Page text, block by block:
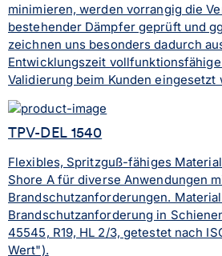
minimieren, werden vorrangig die
bestehender Dämpfer geprüft und
zeichnen uns besonders dadurch
Entwicklungszeit
Validierung beim Kunden eingesetzt
TPV-DEL 1540
Flexibles, Spritzguß-fähiges
Shore A für diverse Anwendungen
Brandschutzanforderungen.
Brandschutzanforderung in
45545, R19, HL 2/3, getestet nach
Wert").